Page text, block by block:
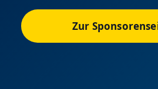
Zur